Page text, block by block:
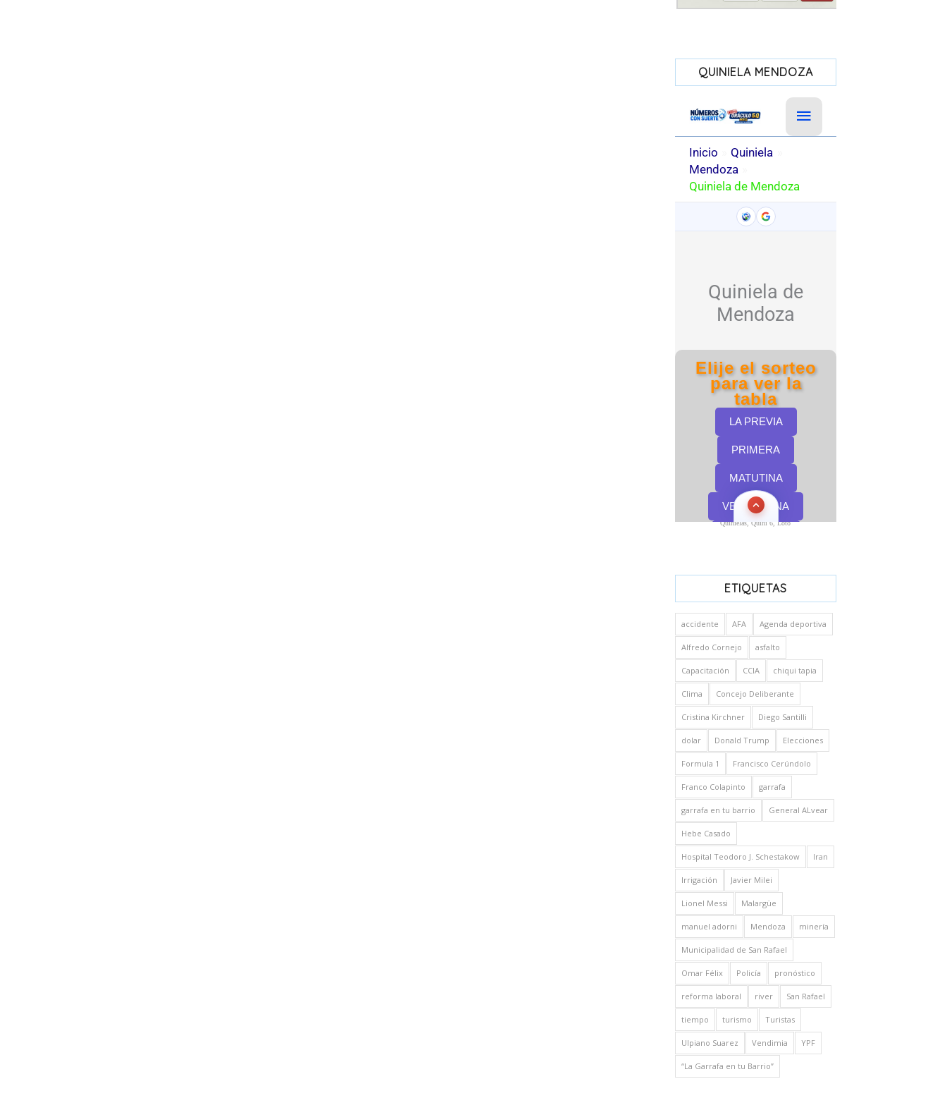
QUINIELA MENDOZA
Quinielas, Quini 6, Loto
ETIQUETAS
accidente AFA Agenda deportiva
Alfredo Cornejo asfalto
Capacitación CCIA chiqui tapia
Clima Concejo Deliberante
Cristina Kirchner Diego Santilli
dolar Donald Trump Elecciones
Formula 1 Francisco Cerúndolo
Franco Colapinto garrafa
garrafa en tu barrio General ALvear
Hebe Casado
Hospital Teodoro J. Schestakow Iran
Irrigación Javier Milei
Lionel Messi Malargüe
manuel adorni Mendoza minería
Municipalidad de San Rafael
Omar Félix Policía pronóstico
reforma laboral river San Rafael
tiempo turismo Turistas
Ulpiano Suarez Vendimia YPF
“La Garrafa en tu Barrio”